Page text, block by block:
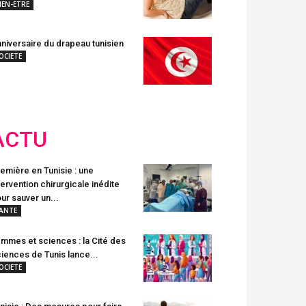
ETRE
du drapeau tunisien
en Tunisie : une
chirurgicale inédite
sauver un...
et sciences : la Cité des
de Tunis lance...